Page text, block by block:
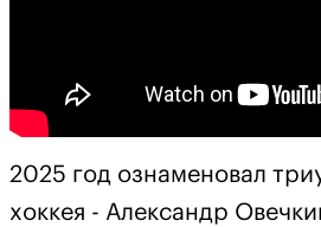
2025 год ознаменовал
хоккея - Александр